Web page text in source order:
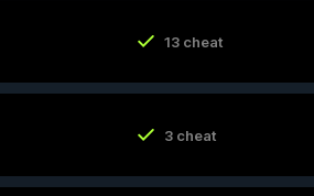
13 cheat
3 cheat